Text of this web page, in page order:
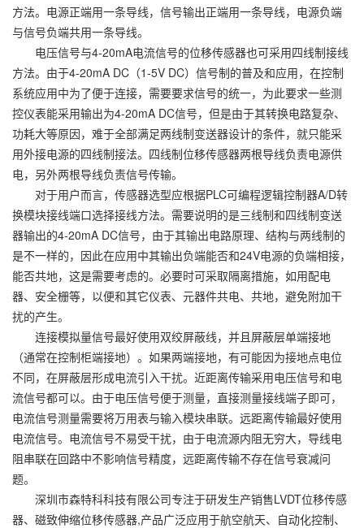
方法。电源正端用一条导线，信号输出正端用一条导线，电源负端
与信号负端共用一条导线。
电压信号与4-20mA电流信号的位移传感器也可采用四线制接线
方法。由于4-20mA DC（1-5V DC）信号制的普及和应用，在控制
系统应用中为了便于连接，需要要求信号的统一，为此要求一些测
控仪表能采用输出为4-20mA DC信号，但是由于其转换电路复杂、
功耗大等原因，难于全部满足两线制变送器设计的条件，就只能采
用外接电源的四线制接法。四线制位移传感器两根导线负责电源供
电，另外两根导线负责信号传输。
对于用户而言，传感器选型应根据PLC可编程逻辑控制器A/D转
换模块接线端口选择接线方法。需要说明的是三线制和四线制变送
器输出的4-20mA DC信号，由于其输出电路原理、结构与两线制的
是不一样的，因此在应用中其输出负端能否和24V电源的负端相接，
能否共地，这是需要考虑的。必要时可采取隔离措施，如用配电
器、安全栅等，以便和其它仪表、元器件共电、共地，避免附加干
扰的产生。
连接模拟量信号最好使用双绞屏蔽线，并且屏蔽层单端接地
（通常在控制柜端接地）。如果两端接地，有可能因为接地点电位
不同，在屏蔽层形成电流引入干扰。近距离传输采用电压信号和电
流信号都可以。由于电压信号便于测量，直接测量接线端子即可，
电流信号测量需要将万用表与输入模块串联。远距离传输最好使用
电流信号。电流信号不易受干扰，由于电流源内阻无穷大，导线电
阻串联在回路中不影响信号精度，远距离传输不存在信号衰减问
题。
深圳市森特科科技有限公司专注于研发生产销售LVDT位移传感
器、磁致伸缩位移传感器,产品广泛应用于航空航天、自动化控制、